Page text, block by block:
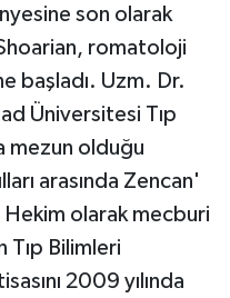
son olarak
romatoloji
başladı. Uzm. Dr.
Üniversitesi Tıp
mezun olduğu
arasında Zencan'
olarak mecburi
Tıp Bilimleri
2009 yılında